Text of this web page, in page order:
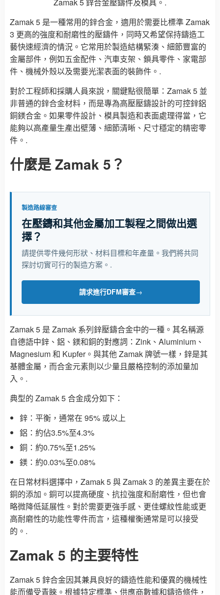
Zamak 5 是一種常用的鋅合金，適用於需要比標準 Zamak
3 更高的強度和耐磨性的壓鑄件，同時又希望保持鑄造工
藝快速經濟的情況。它常用於製造結構緊湊、細節豐富的
金屬部件，例如五金配件、汽車支架、鎖具零件、家電部
件、機械外殼以及需要光潔表面的裝飾件。.
對於工程師和採購人員來說，關鍵點很簡單：Zamak 5 並
非普通的鋅合金材料，而是專為高壓壓鑄設計的可控鋅鋁
銅鎂合金。如果零件設計、模具製造和表面處理得當，它
能夠以高產量生產出壁薄、細節清晰、尺寸穩定的精密零
件。.
什麼是 Zamak 5？
製造路線審查
在壓鑄和其他金屬加工製程之間做出選
擇？
請提供零件幾何形狀、材料目標和年產量。我們將共同
探討切實可行的製造方案。.
請求進行DFM審查→
Zamak 5 是 Zamak 系列鋅壓鑄合金中的一種。其名稱源
自德語中鋅、鋁、鎂和銅的對應詞：Zink、Aluminium、
Magnesium 和 Kupfer。與其他 Zamak 牌號一樣，鋅是其
基體金屬，而合金元素則以少量且嚴格控制的添加量加
入。.
典型的 Zamak 5 合金成分如下：
鋅：平衡，通常在 95% 或以上
鋁：約佔3.5%至4.3%
銅：約0.75%至1.25%
鎂：約0.03%至0.08%
在日常材料選擇中，Zamak 5 與 Zamak 3 的差異主要在於
銅的添加。銅可以提高硬度、抗拉強度和耐磨性，但也會
略微降低延展性。對於需要更強手感、更佳螺紋性能或更
高耐磨性的功能性零件而言，這種權衡通常是可以接受
的。.
Zamak 5 的主要特性
Zamak 5 鋅合金因其兼具良好的鑄造性能和優異的機械性
能而備受青睞。根據特定標準、供應商數據和鑄造條件，